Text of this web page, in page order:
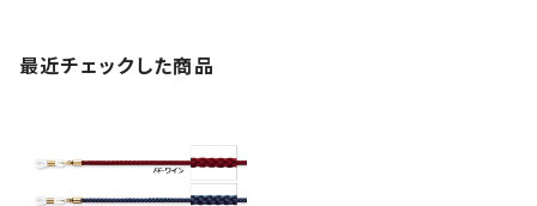
最近チェックした商品